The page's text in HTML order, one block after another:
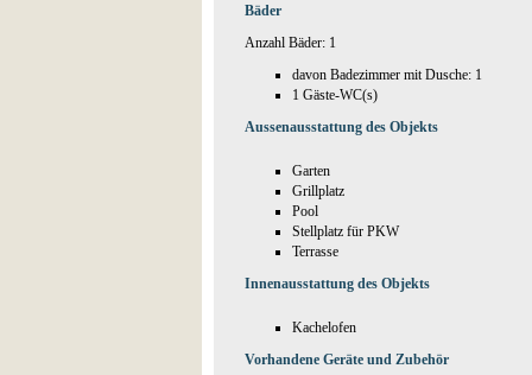
Bäder
Anzahl Bäder: 1
davon Badezimmer mit Dusche: 1
1 Gäste-WC(s)
Aussenausstattung des Objekts
Garten
Grillplatz
Pool
Stellplatz für PKW
Terrasse
Innenausstattung des Objekts
Kachelofen
Vorhandene Geräte und Zubehör